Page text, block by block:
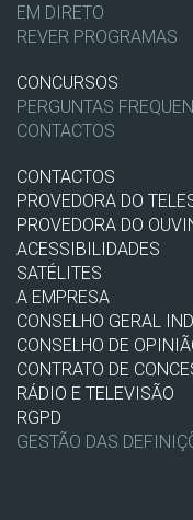
EM DIRETO
REVER PROGRAMAS
CONCURSOS
PERGUNTAS
CONTACTOS
CONTACTOS
PROVEDORA DO
PROVEDORA DO
ACESSIBILIDADES
SATÉLITES
A EMPRESA
CONSELHO GERAL
CONSELHO DE
CONTRATO DE
RÁDIO E TELEVISÃO
RGPD
GESTÃO DAS